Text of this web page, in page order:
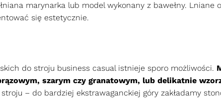
marynarka lub model wykonany z bawełny. Lniane
się estetycznie.
do stroju business casual istnieje sporo możliwości.
szarym czy granatowym, lub delikatnie
– do bardziej ekstrawaganckiej góry zakładamy